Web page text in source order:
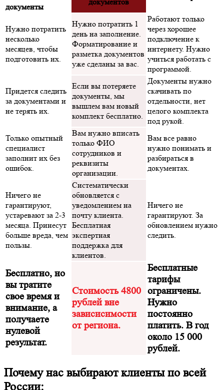
документы
Нужно потратить
несколько
месяцев, чтобы
подготовить их.
Нужно потратить 1
день на заполнение.
Форматирование и
разметка документов
уже сделаны за вас.
Работают только
через хорошее
подключение к
интернету. Нужно
учиться работать с
программой.
Придется следить
за документами и
не терять их.
Если вы потеряете
документы, мы
вышлем вам новый
комплект бесплатно.
Документы нужно
скачивать по
отдельности, нет
целого комплекта
под рукой.
Только опытный
специалист
заполнит их без
ошибок.
Вам нужно вписать
только ФИО
сотрудников и
реквизиты
организации.
Вам все равно
нужно понимать и
разбираться в
документах.
Ничего не
гарантируют,
устаревают за 2-3
месяца. Принесут
больше вреда, чем
пользы.
Систематически
обновляется с
уведомлением на
почту клиента.
Бесплатная
экспертная
поддержка для
клиентов.
Ничего не
гарантируют. За
обновлением нужно
следить.
Бесплатно, но
вы тратите
свое время и
внимание, а
получаете
нулевой
результат.
Стоимость 4800
рублей вне
зависисимости
от региона.
Бесплатные
тарифы
ограничены.
Нужно
постоянно
платить. В год
около 15 000
рублей.
Почему нас выбирают клиенты по всей
России: